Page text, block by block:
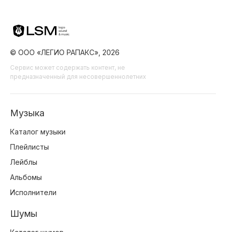
© ООО «ЛЕГИО РАПАКС», 2026
Сервис может содержать контент, не
предназначенный для несовершеннолетних
Музыка
Каталог музыки
Плейлисты
Лейблы
Альбомы
Исполнители
Шумы